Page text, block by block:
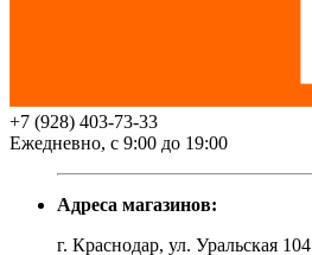
+7 (928) 403-73-33
Ежедневно, с 9:00 до 19:00
Адреса магазинов:
г. Краснодар, ул. Уральская 104